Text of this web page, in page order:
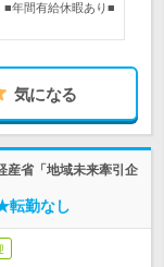
年間有給休暇あり■
気になる
産省「地域未来牽引企
転勤なし